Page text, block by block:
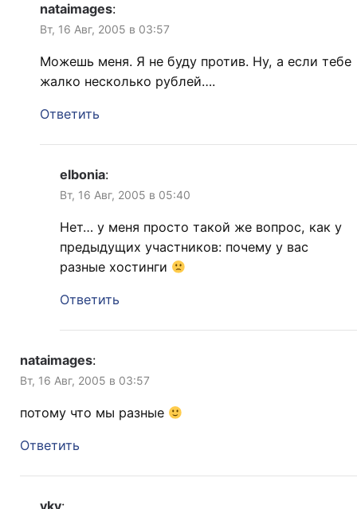
nataimages:
Вт, 16 Авг, 2005 в 03:57
Можешь меня. Я не буду против. Ну, а если тебе
жалко несколько рублей….
Ответить
elbonia:
Вт, 16 Авг, 2005 в 05:40
Нет… у меня просто такой же вопрос, как у
предыдущих участников: почему у вас
разные хостинги
Ответить
nataimages:
Вт, 16 Авг, 2005 в 03:57
потому что мы разные
Ответить